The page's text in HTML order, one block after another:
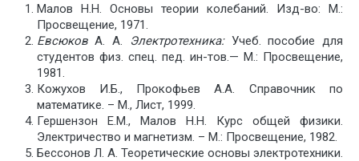
Малов Н.Н. Основы теории колебаний. Изд-во: М.:
Просвещение, 1971.
ЕвсюковА. А. Электротехника:Учеб. пособие для
студентов физ. спец. пед. ин-тов.— М.: Просвещение,
1981.
Кожухов И.Б., Прокофьев А.А. Справочник по
математике. – М., Лист, 1999.
Гершензон Е.М., Малов Н.Н. Курс общей физики.
Электричество и магнетизм. – М.: Просвещение, 1982.
Бессонов Л. А. Теоретические основы электротехники.